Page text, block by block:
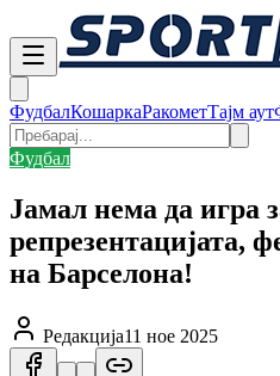
ФудбалКошаркаРакометТајм аут
Фудбал
Јамал нема да игра
репрезентацијата,
на Барселона!
Редакција11 ное 2025